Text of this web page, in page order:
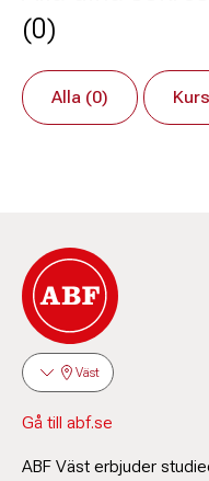
(0)
Alla (0)
Väst
Gå till abf.se
ABF Väst erbjuder